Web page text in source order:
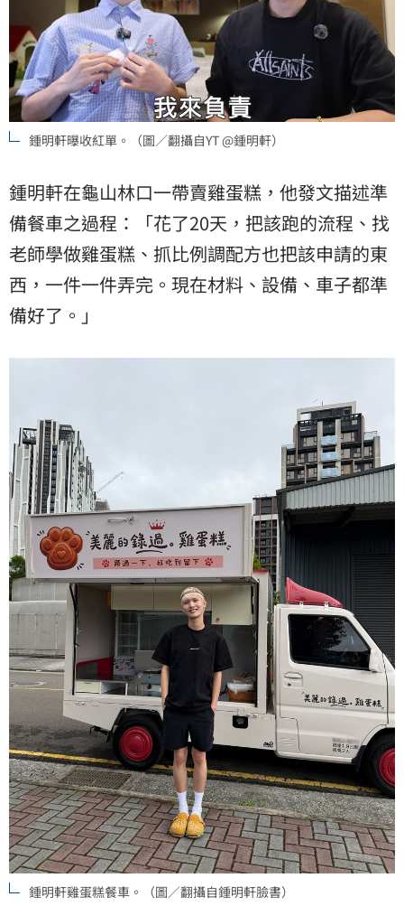
鍾明軒曝收紅單。（圖／翻攝自YT @鍾明軒）
鍾明軒在龜山林口一帶賣雞蛋糕，他發文描述準
備餐車之過程：「花了20天，把該跑的流程、找
老師學做雞蛋糕、抓比例調配方也把該申請的東
西，一件一件弄完。現在材料、設備、車子都準
備好了。」
鍾明軒雞蛋糕餐車。（圖／翻攝自鍾明軒臉書）